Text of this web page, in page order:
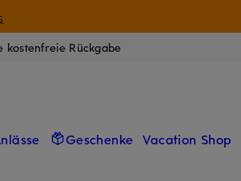
kostenfreie Rückgabe
Geschenke Vacation Shop